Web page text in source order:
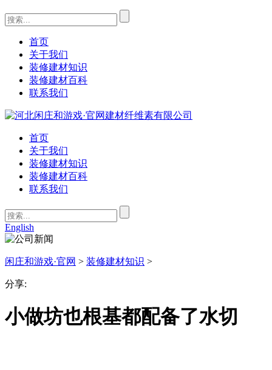
首页
关于我们
装修建材知识
装修建材百科
联系我们
首页
关于我们
装修建材知识
装修建材百科
联系我们
English
闲庄和游戏·官网 > 装修建材知识 >
分享:
小做坊也根基都配备了水切